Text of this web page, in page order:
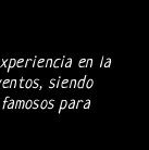
en la
siendo
para